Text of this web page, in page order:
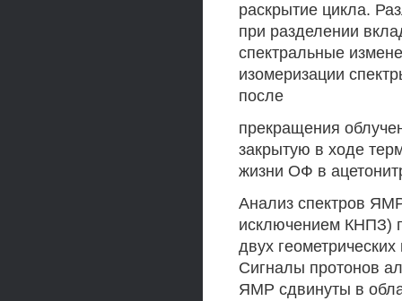
раскрытие цикла.
при разделении
спектральные
изомеризации
после
прекращения
закрытую в ходе
жизни ОФ в
Анализ спектров
исключением КНПЗ)
двух
Сигналы протонов
ЯМР сдвинуты в